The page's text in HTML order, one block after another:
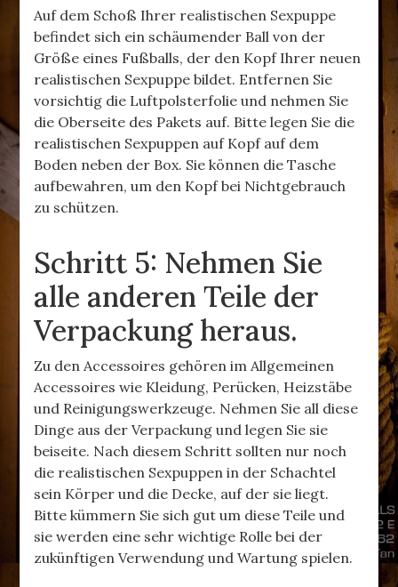
Auf dem Schoß Ihrer realistischen Sexpuppe
befindet sich ein schäumender Ball von der
Größe eines Fußballs, der den Kopf Ihrer neuen
realistischen Sexpuppe bildet. Entfernen Sie
vorsichtig die Luftpolsterfolie und nehmen Sie
die Oberseite des Pakets auf. Bitte legen Sie die
realistischen Sexpuppen auf Kopf auf dem
Boden neben der Box. Sie können die Tasche
aufbewahren, um den Kopf bei Nichtgebrauch
zu schützen.
Schritt 5: Nehmen Sie
alle anderen Teile der
Verpackung heraus.
Zu den Accessoires gehören im Allgemeinen
Accessoires wie Kleidung, Perücken, Heizstäbe
und Reinigungswerkzeuge. Nehmen Sie all diese
Dinge aus der Verpackung und legen Sie sie
beiseite. Nach diesem Schritt sollten nur noch
die realistischen Sexpuppen in der Schachtel
sein Körper und die Decke, auf der sie liegt.
Bitte kümmern Sie sich gut um diese Teile und
sie werden eine sehr wichtige Rolle bei der
zukünftigen Verwendung und Wartung spielen.